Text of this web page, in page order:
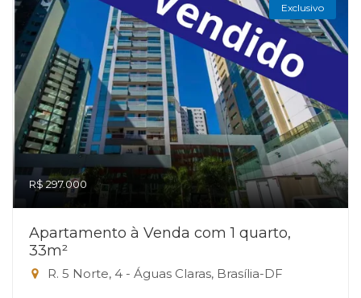
Exclusivo
R$ 297.000
Apartamento à Venda com 1 quarto,
33m²
R. 5 Norte, 4 - Águas Claras, Brasília-DF